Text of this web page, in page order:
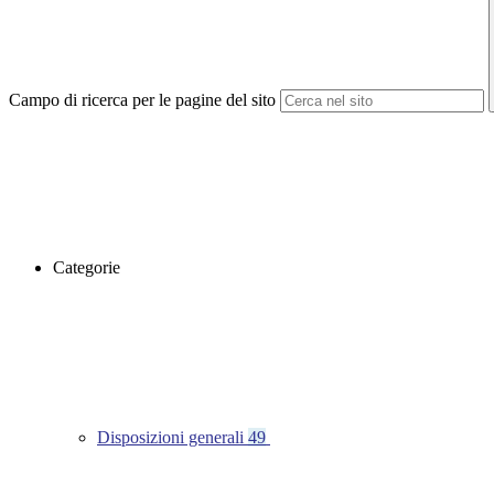
Campo di ricerca per le pagine del sito
Categorie
Disposizioni generali 49